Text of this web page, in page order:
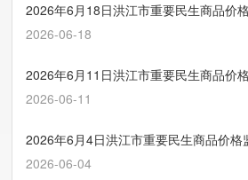
2026年6月18日洪江市重要民生商品价
2026-06-18
2026年6月11日洪江市重要民生商品价
2026-06-11
2026年6月4日洪江市重要民生商品价格
2026-06-04